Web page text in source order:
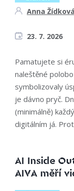
Anna Žídková
23. 7. 2026
Pamatujete si
naleštěné
symbolizovaly
je dávno pryč.
(minimálně)
digitálním já.
AI Inside
AIVA měří